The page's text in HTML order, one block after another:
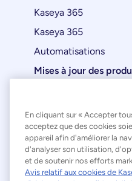
Kaseya 365
Kaseya 365
Automatisations
Mises à jour des
En cliquant sur « Accepter
acceptez que des cookies
appareil afin d'améliorer la
d'analyser son utilisation,
et de soutenir nos efforts
Avis relatif aux cookies de